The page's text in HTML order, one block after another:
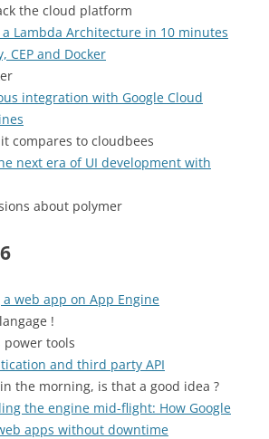
the cloud platform
Lambda Architecture in 10 minutes
CEP and Docker
integration with Google Cloud
it compares to cloudbees
next era of UI development with
about polymer
web app on App Engine
!
power tools
and third party API
the morning, is that a good idea ?
the engine mid-flight: How Google
apps without downtime